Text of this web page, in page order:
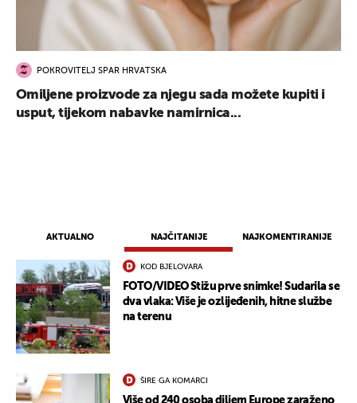
AKTUALNO NAJČITANIJE NAJKOMENTIRANIJE
KOD BJELOVARA
FOTO/VIDEO Stižu prve snimke! Sudarila se
dva vlaka: Više je ozlijeđenih, hitne službe
na terenu
ŠIRE GA KOMARCI
Više od 240 osoba diljem Europe zaraženo
POKROVITELJ SPAR HRVATSKA
Omiljene proizvode za njegu sada možete kupiti i
usput, tijekom nabavke namirnica...